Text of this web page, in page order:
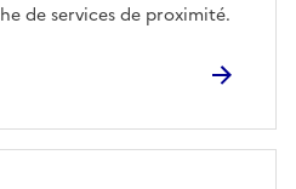
de services de proximité.